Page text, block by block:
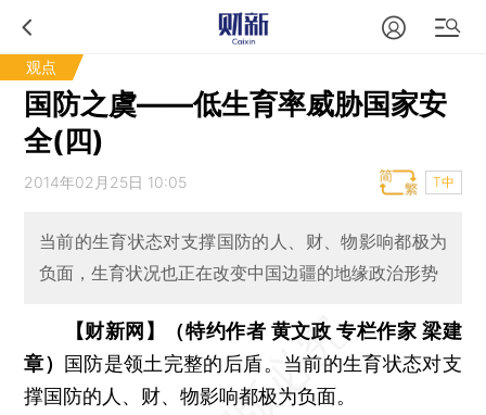
观点
国防之虞——低生育率威胁国家安
全(四)
2014年02月25日 10:05 T中
当前的生育状态对支撑国防的人、财、物影响都极为
负面，生育状况也正在改变中国边疆的地缘政治形势
【财新网】（特约作者 黄文政 专栏作家 梁建
章） 国防是领土完整的后盾。当前的生育状态对支
撑国防的人、财、物影响都极为负面。